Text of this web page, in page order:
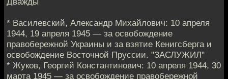
* Василевский, Александр Михайлович: 10 апреля
1944, 19 апреля 1945 — за освобождение
правобережной Украины и за взятие Кенигсберга и
освобождение Восточной Пруссии. "ЗАСЛУЖИЛ"
* Жуков, Георгий Константинович: 10 апреля 1944, 30
марта 1945 — за освобождение правобережной